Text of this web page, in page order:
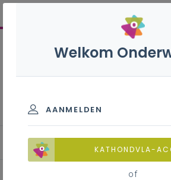
2de graad - D-finaliteit
Achtergrond
Welkom
AANMELDEN
KATHONDVLA-
of